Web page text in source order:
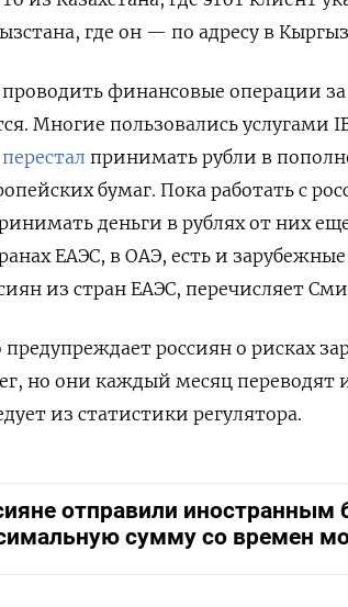
где он — по адресу в
финансовые операции
Многие пользовались услугами
перестал принимать рубли в
бумаг. Пока работать с
деньги в рублях от них
ЕАЭС, в ОАЭ, есть и
из стран ЕАЭС, перечисляет
россиян о рисках
но они каждый месяц переводят
из статистики регулятора.
отправили иностранным
сумму со времен